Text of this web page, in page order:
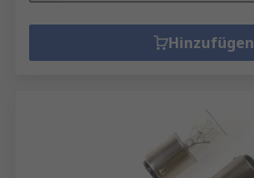
Hinzufügen